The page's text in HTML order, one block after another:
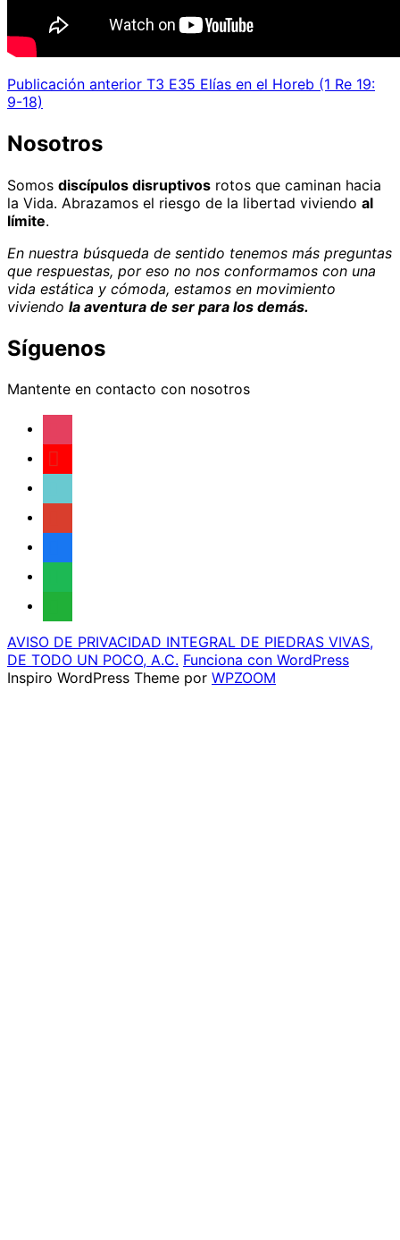
Navegación
entradas
Publicación
anterior
Publicación anterior T3 E35 Elías en el Horeb (1 Re 19:
9-18)
Nosotros
Somos discípulos disruptivos rotos que caminan hacia
la Vida. Abrazamos el riesgo de la libertad viviendo al
límite.
En nuestra búsqueda de sentido tenemos más preguntas
que respuestas, por eso no nos conformamos con una
vida estática y cómoda, estamos en movimiento
viviendo la aventura de ser para los demás.
Síguenos
Mantente en contacto con nosotros
instagram
youtube
tiktok
google
facebook
spotify
whatsapp
AVISO DE PRIVACIDAD INTEGRAL DE PIEDRAS VIVAS,
DE TODO UN POCO, A.C. Funciona con WordPress
Inspiro WordPress Theme por WPZOOM